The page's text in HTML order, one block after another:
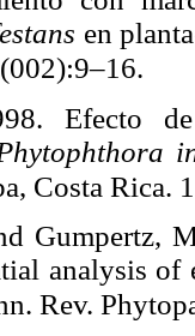
en
Efecto
Costa Rica.
Gumpertz,
analysis of
Rev.